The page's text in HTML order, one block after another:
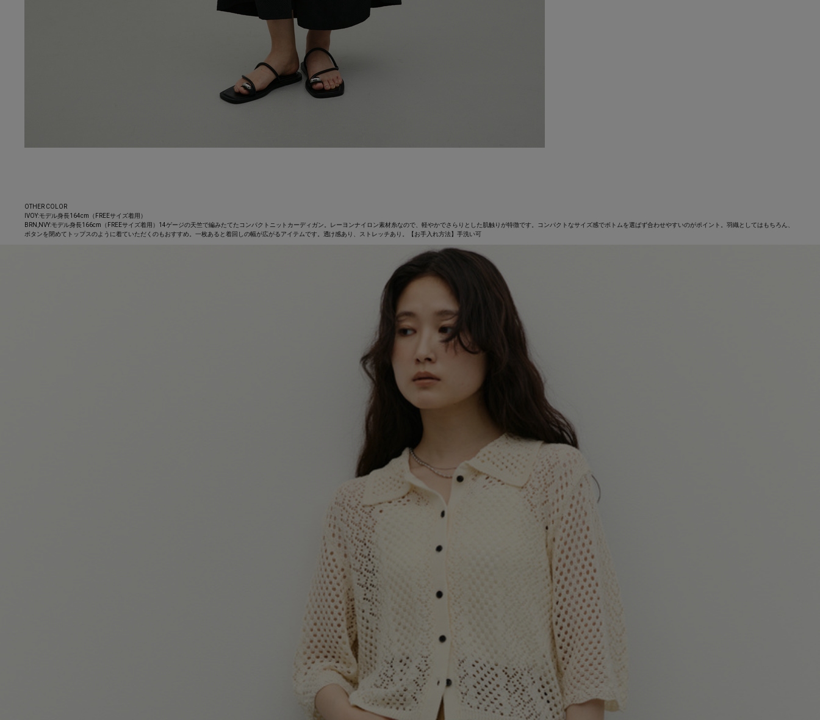
OTHER COLOR
IVOY:モデル身長164cm（FREEサイズ着用）
BRN,NVY:モデル身長166cm（FREEサイズ着用）14ゲージの天竺で編みたてたコンパクトニットカーディガン。レーヨンナイロン素材糸なので、軽やかでさらりとした肌触りが特徴です。コンパクトなサイズ感でボトムを選ばず合わせやすいのがポイント。羽織としてはもちろん、
ボタンを閉めてトップスのように着ていただくのもおすすめ。一枚あると着回しの幅が広がるアイテムです。透け感あり、ストレッチあり。【お手入れ方法】手洗い可